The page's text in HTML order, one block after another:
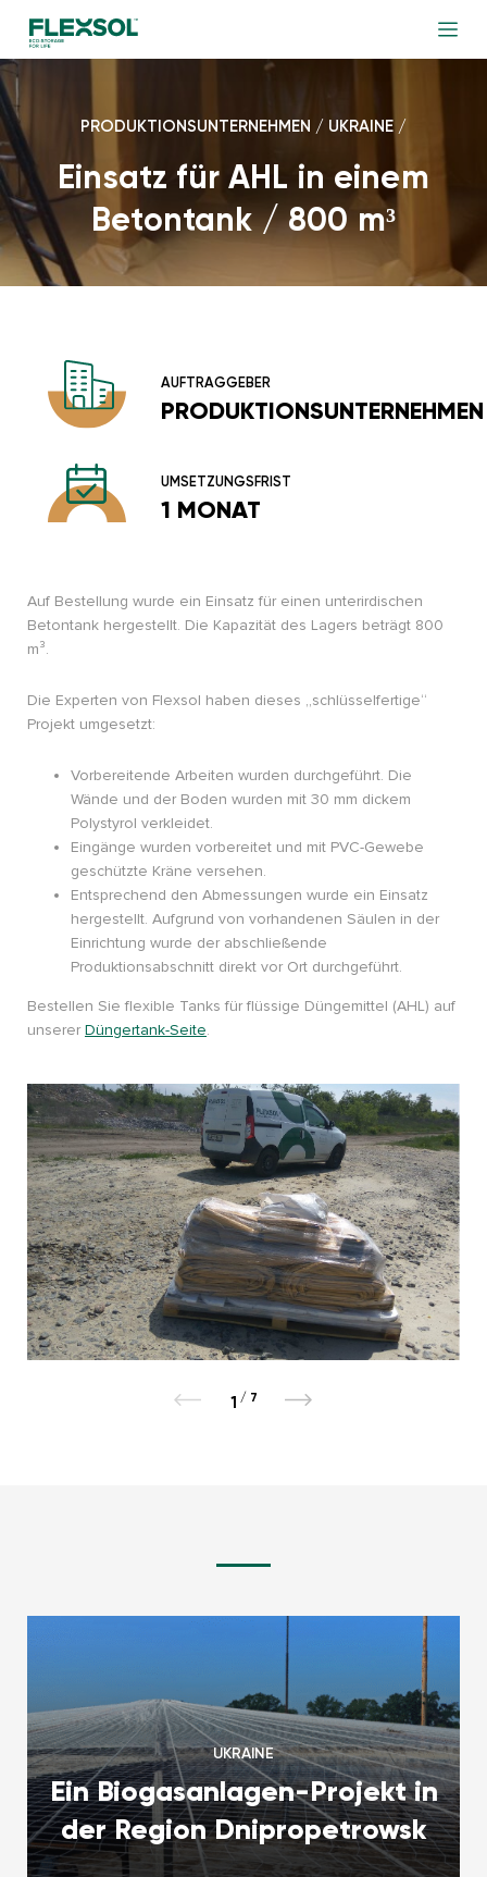
PRODUKTIONSUNTERNEHMEN / UKRAINE /
Einsatz für AHL in einem
Betontank / 800 m³
AUFTRAGGEBER
PRODUKTIONSUNTERNEHMEN
UMSETZUNGSFRIST
1 MONAT
Auf Bestellung wurde ein Einsatz für einen unterirdischen
Betontank hergestellt. Die Kapazität des Lagers beträgt 800
m³.
Die Experten von Flexsol haben dieses „schlüsselfertige“
Projekt umgesetzt:
Vorbereitende Arbeiten wurden durchgeführt. Die
Wände und der Boden wurden mit 30 mm dickem
Polystyrol verkleidet.
Eingänge wurden vorbereitet und mit PVC-Gewebe
geschützte Kräne versehen.
Entsprechend den Abmessungen wurde ein Einsatz
hergestellt. Aufgrund von vorhandenen Säulen in der
Einrichtung wurde der abschließende
Produktionsabschnitt direkt vor Ort durchgeführt.
Bestellen Sie flexible Tanks für flüssige Düngemittel (AHL) auf
unsererDüngertank-Seite.
1 / 7
UKRAINE
Ein Biogasanlagen-Projekt in
der Region Dnipropetrowsk